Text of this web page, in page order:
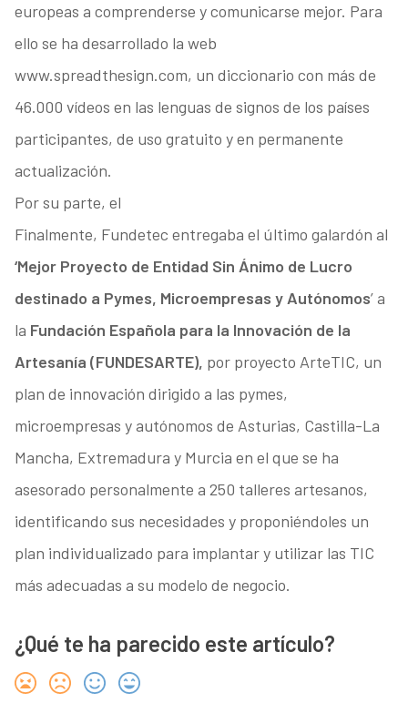
europeas a comprenderse y comunicarse mejor. Para
ello se ha desarrollado la web
www.spreadthesign.com, un diccionario con más de
46.000 vídeos en las lenguas de signos de los países
participantes, de uso gratuito y en permanente
actualización.
Por su parte, el
Finalmente, Fundetec entregaba el último galardón al
‘Mejor Proyecto de Entidad Sin Ánimo de Lucro
destinado a Pymes, Microempresas y Autónomos’ a
la Fundación Española para la Innovación de la
Artesanía (FUNDESARTE), por proyecto ArteTIC, un
plan de innovación dirigido a las pymes,
microempresas y autónomos de Asturias, Castilla-La
Mancha, Extremadura y Murcia en el que se ha
asesorado personalmente a 250 talleres artesanos,
identificando sus necesidades y proponiéndoles un
plan individualizado para implantar y utilizar las TIC
más adecuadas a su modelo de negocio.
¿Qué te ha parecido este artículo?